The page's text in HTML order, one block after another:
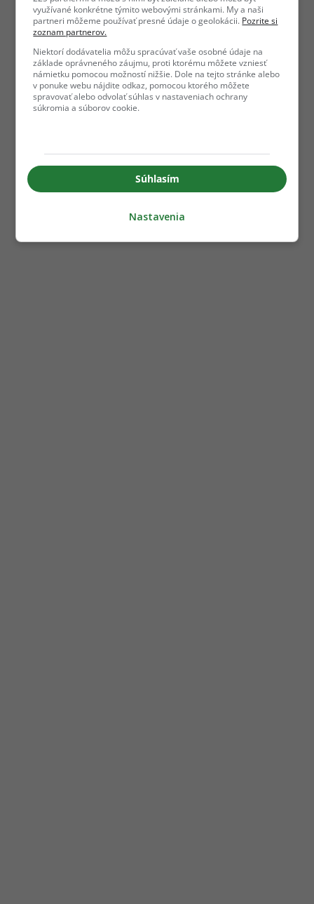
využívané konkrétne týmito webovými stránkami. My a naši
partneri môžeme používať presné údaje o geolokácii. Pozrite si
zoznam partnerov.
Niektorí dodávatelia môžu spracúvať vaše osobné údaje na
základe oprávneného záujmu, proti ktorému môžete vzniesť
námietku pomocou možností nižšie. Dole na tejto stránke alebo
v ponuke webu nájdite odkaz, pomocou ktorého môžete
spravovať alebo odvolať súhlas v nastaveniach ochrany
súkromia a súborov cookie.
Súhlasím
Nastavenia